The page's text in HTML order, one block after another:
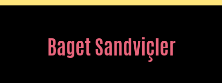
Baget Sandviçler